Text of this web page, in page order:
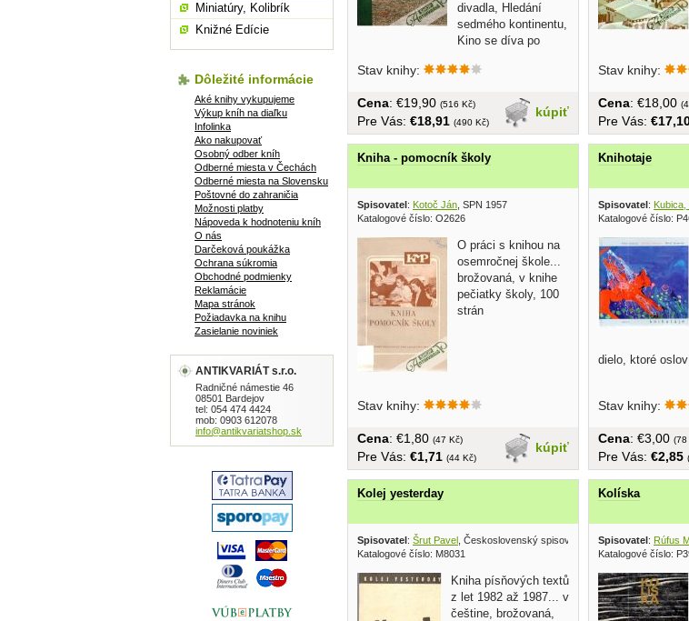
divadla, Hledání
sedmého kontinentu,
Kino se díva po
Stav knihy:
kúpiť
Cena: €19,90 (516 Kč)
Pre Vás: €18,91 (490 Kč)
Stav knihy:
Cena: €18,00
Pre Vás:
Kniha - pomocník školy
Spisovatel: Kotoč Ján , SPN 1957
Katalogové číslo: O2626
O práci s knihou na
osemročnej škole...
brožovaná, v knihe
pečiatky školy, 100
strán
Stav knihy:
kúpiť
Cena: €1,80 (47 Kč)
Pre Vás: €1,71 (44 Kč)
Knihotaje
Spisovatel:
Katalogové číslo:
dielo, ktoré
Stav knihy:
Cena: €3,00 (78
Pre Vás: €2,85
Kolej yesterday
Spisovatel: Šrut Pavel , Československý spisovatel 1990
Katalogové číslo: M8031
Kniha písňových textů
z let 1982 až 1987... v
češtine, brožovaná,
Kolíska
Spisovatel: Rúfus
Katalogové číslo:
Miniatúry, Kolibrík
Knižné Edície
Dôležité informácie
Aké knihy vykupujeme
Výkup kníh na diaľku
Infolinka
Ako nakupovať
Osobný odber kníh
Odberné miesta v Čechách
Odberné miesta na Slovensku
Poštovné do zahraničia
Možnosti platby
Nápoveda k hodnoteniu kníh
O nás
Darčeková poukážka
Ochrana súkromia
Obchodné podmienky
Reklamácie
Mapa stránok
Požiadavka na knihu
Zasielanie noviniek
ANTIKVARIÁT s.r.o.
Radničné námestie 46
08501 Bardejov
tel: 054 474 4424
mob: 0903 612078
info@antikvariatshop.sk